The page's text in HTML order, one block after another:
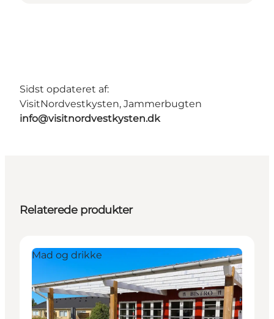
Sidst opdateret af:
VisitNordvestkysten, Jammerbugten
info@visitnordvestkysten.dk
Relaterede produkter
Mad og drikke